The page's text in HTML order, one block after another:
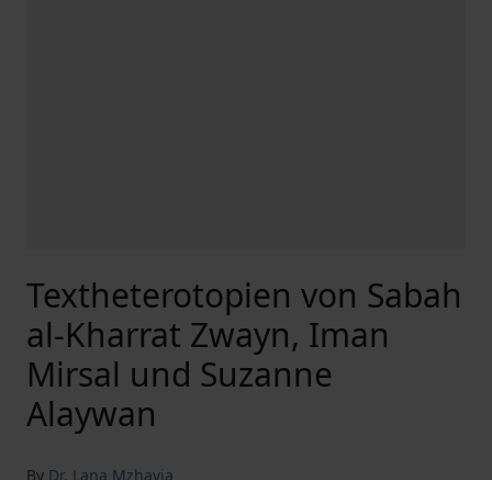
Textheterotopien von Sabah
al-Kharrat Zwayn, Iman
Mirsal und Suzanne
Alaywan
By Dr. Lana Mzhavia